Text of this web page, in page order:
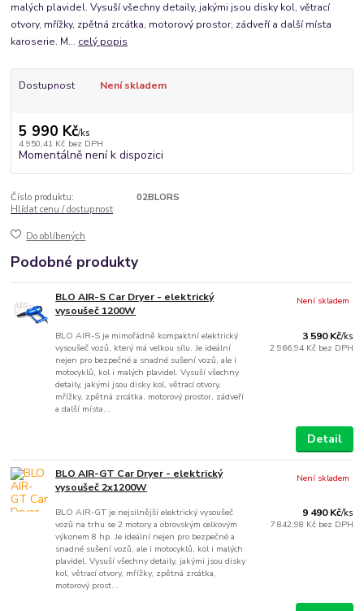
malých plavidel. Vysuší všechny detaily, jakými jsou disky kol, větrací
otvory, mřížky, zpětná zrcátka, motorový prostor, zádveří a další místa
karoserie. M... celý popis
Dostupnost Není skladem
5 990 Kč/ks
4 950,41 Kč bez DPH
Momentálně není k dispozici
Číslo produktu:
02BLORS
Hlídat cenu / dostupnost
Do oblíbených
Podobné produkty
BLO AIR-S Car Dryer - elektrický
vysoušeč 1200W
BLO AIR-S je mimořádně kompaktní elektrický
vysoušeč vozů, který má velkou sílu. Je ideální
nejen pro bezpečné a snadné sušení vozů, ale i
motocyklů, kol i malých plavidel. Vysuší všechny
detaily, jakými jsou disky kol, větrací otvory,
mřížky, zpětná zrcátka, motorový prostor, zádveří
a další místa...
3 590 Kč/ks
2 966,94 Kč bez DPH
Není skladem
Detail
BLO AIR-GT Car Dryer - elektrický
vysoušeč 2x1200W
BLO AIR-GT je nejsilnější elektrický vysoušeč
vozů na trhu se 2 motory a obrovským celkovým
výkonem 8 hp. Je ideální nejen pro bezpečné a
snadné sušení vozů, ale i motocyklů, kol i malých
plavidel. Vysuší všechny detaily, jakými jsou disky
kol, větrací otvory, mřížky, zpětná zrcátka,
motorový prost...
9 490 Kč/ks
7 842,98 Kč bez DPH
Není skladem